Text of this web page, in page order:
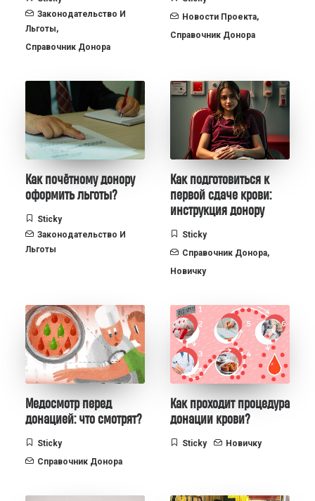
Законодательство И
Льготы,
Справочник Донора
Новости Проекта,
Справочник Донора
Как почётному донору
оформить льготы?
Sticky
Законодательство И
Льготы
Как подготовиться к
первой сдаче крови:
инструкция донору
Sticky
Справочник Донора,
Новичку
Медосмотр перед
донацией: что смотрят?
Sticky
Справочник Донора
Как проходит процедура
донации крови?
Sticky Новичку